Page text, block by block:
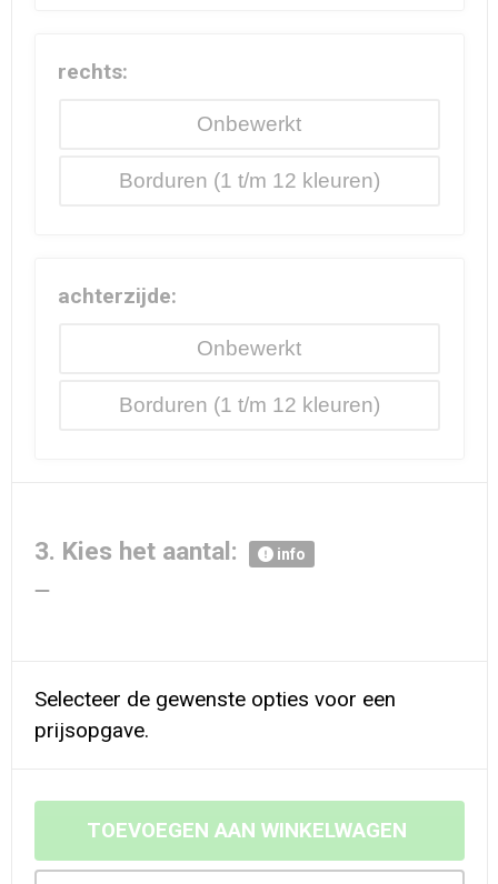
rechts:
Onbewerkt
Borduren
achterzijde:
Onbewerkt
Borduren
3. Kies het aantal: info
Selecteer de gewenste opties voor een
prijsopgave.
TOEVOEGEN AAN WINKELWAGEN